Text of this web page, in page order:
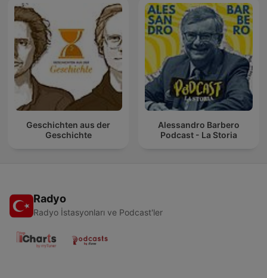
Geschichten aus der
Geschichte
Alessandro Barbero
Podcast - La Storia
Radyo
Radyo İstasyonları ve Podcast'ler